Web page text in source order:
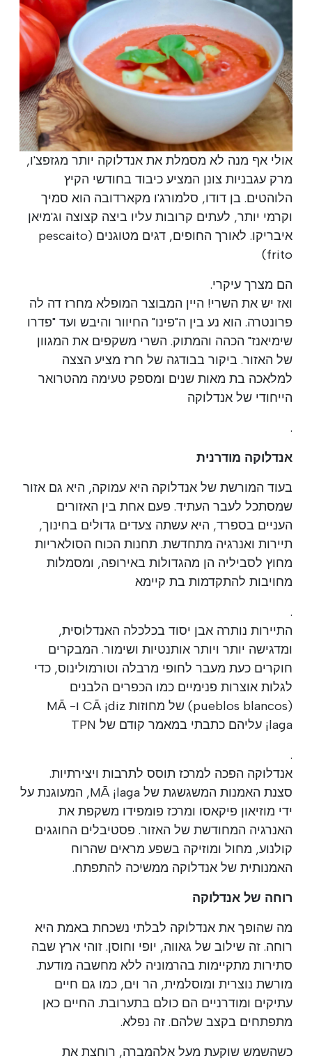
אולי אף מנה לא מסמלת את אנדלוקה יותר מגזפצ'ו,
מרק עגבניות צונן המציע כיבוד בחודשי הקיץ
הלוהטים. בן דודו, סלמורג'ו מקארדובה הוא סמיך
וקרמי יותר, לעתים קרובות עליו ביצה קצוצה וג'מיאן
איבריקו. לאורך החופים, דגים מטוגנים (pescaito
frito)
הם מצרך עיקרי.
ואז יש את השרי! היין המבוצר המופלא מחרז דה לה
פרונטרה. הוא נע בין ה"פינו" החיוור והיבש ועד "פדרו
שימיאנז" הכהה והמתוק. השרי משקפים את המגוון
של האזור. ביקור בבודגה של חרז מציע הצצה
למלאכה בת מאות שנים ומספק טעימה מהטרואר
הייחודי של אנדלוקה
.
אנדלוקה מודרנית
בעוד המורשת של אנדלוקה היא עמוקה, היא גם אזור
שמסתכל לעבר העתיד. פעם אחת בין האזורים
העניים בספרד, היא עשתה צעדים גדולים בחינוך,
תיירות ואנרגיה מתחדשת. תחנות הכוח הסולאריות
מחוץ לסביליה הן מהגדולות באירופה, ומסמלות
מחויבות להתקדמות בת קיימא
.
התיירות נותרה אבן יסוד בכלכלה האנדלוסית,
ומדגישה יותר ויותר אותנטיות ושימור. המבקרים
חוקרים כעת מעבר לחופי מרבלה וטורמולינוס, כדי
לגלות אוצרות פנימיים כמו הכפרים הלבנים
(pueblos blancos) של מחוזות CÃ ¡diz ו- MÃ
¡laga עליהם כתבתי במאמר קודם של TPN
.
אנדלוקה הפכה למרכז תוסס לתרבות ויצירתיות.
סצנת האמנות המשגשגת של MÃ ¡laga, המעוגנת על
ידי מוזיאון פיקאסו ומרכז פומפידו משקפת את
האנרגיה המחודשת של האזור. פסטיבלים החוגגים
קולנוע, מחול ומוזיקה בשפע מראים שהרוח
האמנותית של אנדלוקה ממשיכה להתפתח.
רוחה של אנדלוקה
מה שהופך את אנדלוקה לבלתי נשכחת באמת היא
רוחה. זה שילוב של גאווה, יופי וחוסן. זוהי ארץ שבה
סתירות מתקיימות בהרמוניה ללא מחשבה מודעת.
מורשת נוצרית ומוסלמית, הר וים, כמו גם חיים
עתיקים ומודרניים הם כולם בתערובת. החיים כאן
מתפתחים בקצב שלהם. זה נפלא.
כשהשמש שוקעת מעל אלהמברה, רוחצת את